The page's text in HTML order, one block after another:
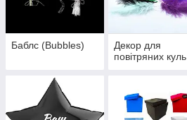
Баблс (Bubbles)
Декор для
повітряних куль